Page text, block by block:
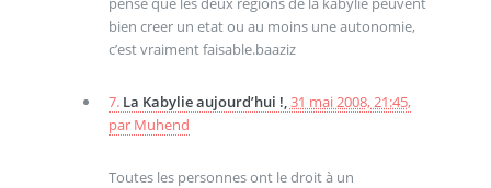
bien creer un etat ou au moins une autonomie,
c’est vraiment faisable.baaziz
7. La Kabylie aujourd’hui !,31 mai 2008, 21:45,
par Muhend
Toutes les personnes ont le droit à un